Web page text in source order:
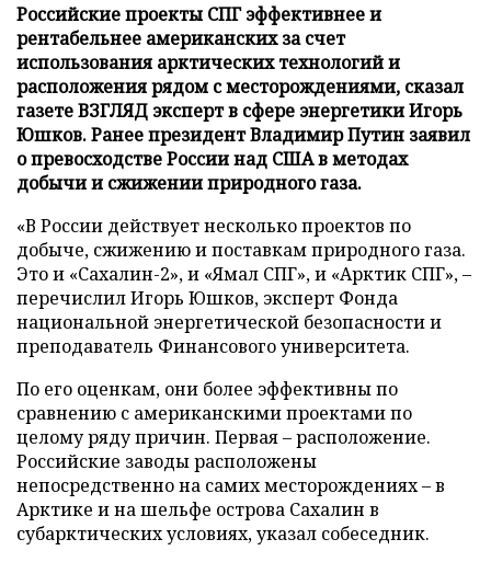
Российские проекты СПГ эффективнее и
рентабельнее американских за счет
использования арктических технологий и
расположения рядом с месторождениями, сказал
газете ВЗГЛЯД эксперт в сфере энергетики Игорь
Юшков. Ранее президент Владимир Путин заявил
о превосходстве России над США в методах
добычи и сжижении природного газа.
«В России действует несколько проектов по
добыче, сжижению и поставкам природного газа.
Это и «Сахалин-2», и «Ямал СПГ», и «Арктик СПГ», –
перечислил Игорь Юшков, эксперт Фонда
национальной энергетической безопасности и
преподаватель Финансового университета.
По его оценкам, они более эффективны по
сравнению с американскими проектами по
целому ряду причин. Первая – расположение.
Российские заводы расположены
непосредственно на самих месторождениях – в
Арктике и на шельфе острова Сахалин в
субарктических условиях, указал собеседник.